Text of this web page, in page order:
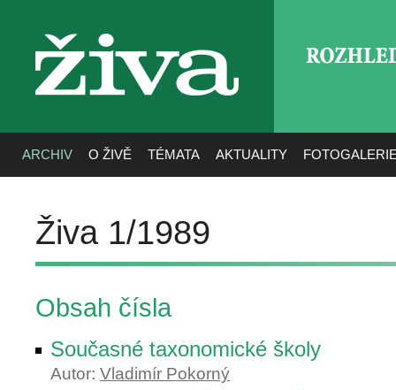
živa
ARCHIV O ŽIVĚ TÉMATA AKTUALITY
Živa 1/1989
Obsah čísla
Současné taxonomické školy
Autor: Vladimír Pokorný